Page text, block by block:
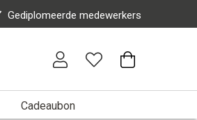
Gediplomeerde medewerkers
Cadeaubon